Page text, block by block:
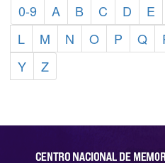
0-9 A B C D E
L
M N O P Q
Y
Z